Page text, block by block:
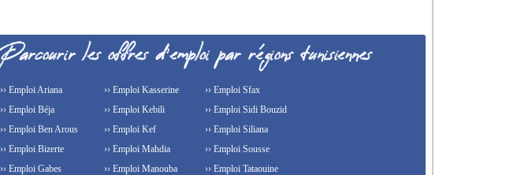
›› Emploi Ariana
›› Emploi Béja
›› Emploi Ben Arous
›› Emploi Bizerte
›› Emploi Gabes
›› Emploi Kasserine
›› Emploi Kebili
›› Emploi Kef
›› Emploi Mahdia
›› Emploi Manouba
›› Emploi Sfax
›› Emploi Sidi Bouzid
›› Emploi Siliana
›› Emploi Sousse
›› Emploi Tataouine